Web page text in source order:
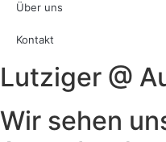
Über uns
Kontakt
Lutziger @
Wir sehen